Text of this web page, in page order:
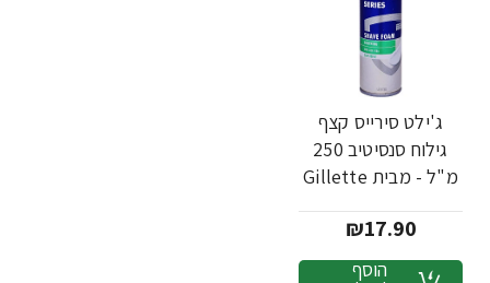
ג'ילט סירייס קצף
גילוח סנסיטיב 250
מ"ל - מבית Gillette
₪17.90
הוסף